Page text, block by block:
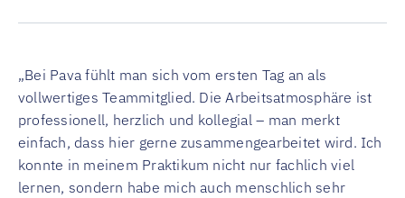
„Bei Pava fühlt man sich vom ersten Tag an als
vollwertiges Teammitglied. Die Arbeitsatmosphäre ist
professionell, herzlich und kollegial – man merkt
einfach, dass hier gerne zusammengearbeitet wird. Ich
konnte in meinem Praktikum nicht nur fachlich viel
lernen, sondern habe mich auch menschlich sehr